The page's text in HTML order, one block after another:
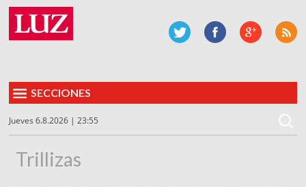
SECCIONES
Jueves 6.8.2026 | 23:55
Trillizas